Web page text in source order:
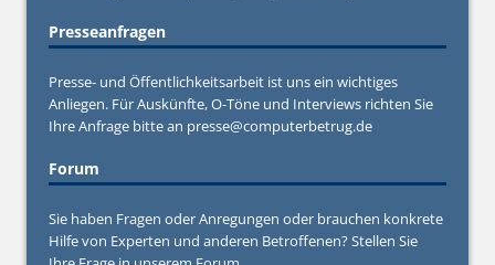
Presseanfragen
Presse- und Öffentlichkeitsarbeit ist uns ein wichtiges
Anliegen. Für Auskünfte, O-Töne und Interviews richten Sie
Ihre Anfrage bitte an presse@computerbetrug.de
Forum
Sie haben Fragen oder Anregungen oder brauchen konkrete
Hilfe von Experten und anderen Betroffenen? Stellen Sie